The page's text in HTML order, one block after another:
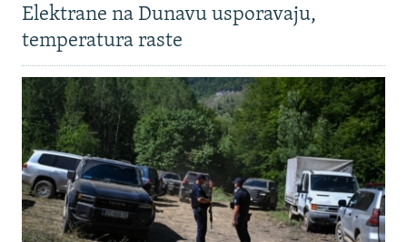
Elektrane na Dunavu usporavaju,
temperatura raste